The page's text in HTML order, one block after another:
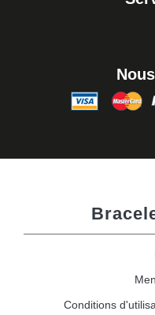
Conditions